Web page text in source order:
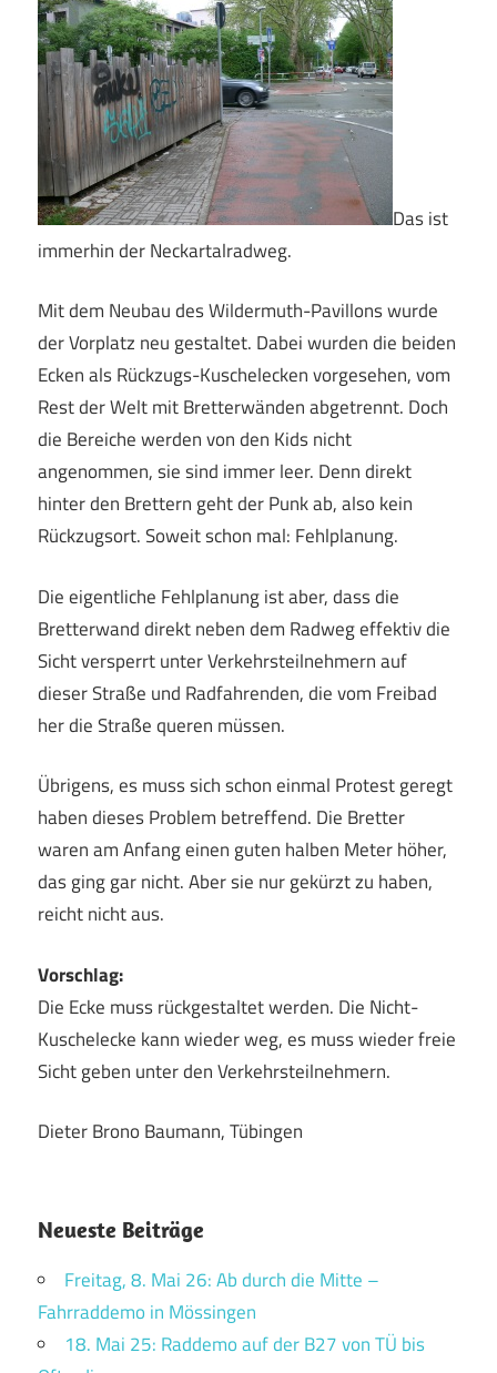
Das ist
immerhin der Neckartalradweg.
Mit dem Neubau des Wildermuth-Pavillons wurde
der Vorplatz neu gestaltet. Dabei wurden die beiden
Ecken als Rückzugs-Kuschelecken vorgesehen, vom
Rest der Welt mit Bretterwänden abgetrennt. Doch
die Bereiche werden von den Kids nicht
angenommen, sie sind immer leer. Denn direkt
hinter den Brettern geht der Punk ab, also kein
Rückzugsort. Soweit schon mal: Fehlplanung.
Die eigentliche Fehlplanung ist aber, dass die
Bretterwand direkt neben dem Radweg effektiv die
Sicht versperrt unter Verkehrsteilnehmern auf
dieser Straße und Radfahrenden, die vom Freibad
her die Straße queren müssen.
Übrigens, es muss sich schon einmal Protest geregt
haben dieses Problem betreffend. Die Bretter
waren am Anfang einen guten halben Meter höher,
das ging gar nicht. Aber sie nur gekürzt zu haben,
reicht nicht aus.
Vorschlag:
Die Ecke muss rückgestaltet werden. Die Nicht-
Kuschelecke kann wieder weg, es muss wieder freie
Sicht geben unter den Verkehrsteilnehmern.
Dieter Brono Baumann, Tübingen
Neueste Beiträge
Freitag, 8. Mai 26: Ab durch die Mitte –
Fahrraddemo in Mössingen
18. Mai 25: Raddemo auf der B27 von TÜ bis